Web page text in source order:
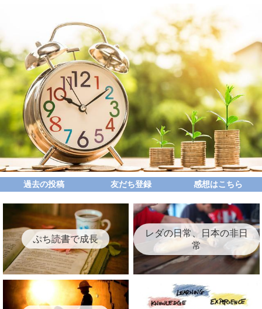
過去の投稿 友だち登録 感想はこちら
ぷち読書で成長
レダの日常、日本の非日
常